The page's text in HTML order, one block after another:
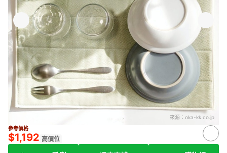
來源： oka-kk.co.jp
參考價格
$1,192 高價位